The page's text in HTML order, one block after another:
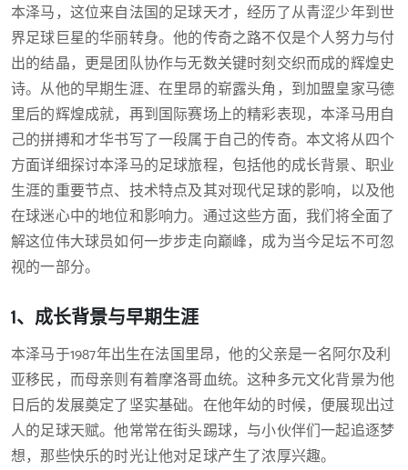
本泽马，这位来自法国的足球天才，经历了从青涩少年到世
界足球巨星的华丽转身。他的传奇之路不仅是个人努力与付
出的结晶，更是团队协作与无数关键时刻交织而成的辉煌史
诗。从他的早期生涯、在里昂的崭露头角，到加盟皇家马德
里后的辉煌成就，再到国际赛场上的精彩表现，本泽马用自
己的拼搏和才华书写了一段属于自己的传奇。本文将从四个
方面详细探讨本泽马的足球旅程，包括他的成长背景、职业
生涯的重要节点、技术特点及其对现代足球的影响，以及他
在球迷心中的地位和影响力。通过这些方面，我们将全面了
解这位伟大球员如何一步步走向巅峰，成为当今足坛不可忽
视的一部分。
1、成长背景与早期生涯
本泽马于1987年出生在法国里昂，他的父亲是一名阿尔及利
亚移民，而母亲则有着摩洛哥血统。这种多元文化背景为他
日后的发展奠定了坚实基础。在他年幼的时候，便展现出过
人的足球天赋。他常常在街头踢球，与小伙伴们一起追逐梦
想，那些快乐的时光让他对足球产生了浓厚兴趣。